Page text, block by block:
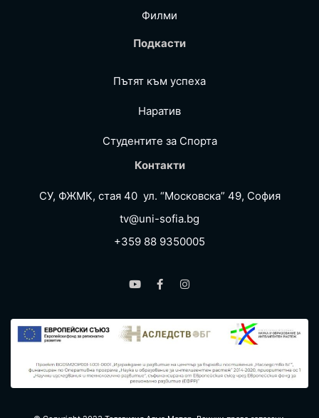
Филми
Подкасти
Пътят към успеха
Наратив
Студентите за Спортa
Контакти
СУ, ФЖМК, стая 40 ул. “Московска” 49, София
tv@uni-sofia.bg
+359 88 9350005